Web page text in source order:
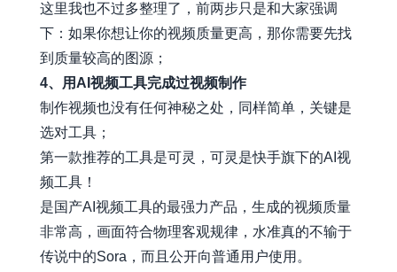
这里我也不过多整理了，前两步只是和大家强调
下：如果你想让你的视频质量更高，那你需要先找
到质量较高的图源；
4、用AI视频工具完成过视频制作
制作视频也没有任何神秘之处，同样简单，关键是
选对工具；
第一款推荐的工具是可灵，可灵是快手旗下的AI视
频工具！
是国产AI视频工具的最强力产品，生成的视频质量
非常高，画面符合物理客观规律，水准真的不输于
传说中的Sora，而且公开向普通用户使用。